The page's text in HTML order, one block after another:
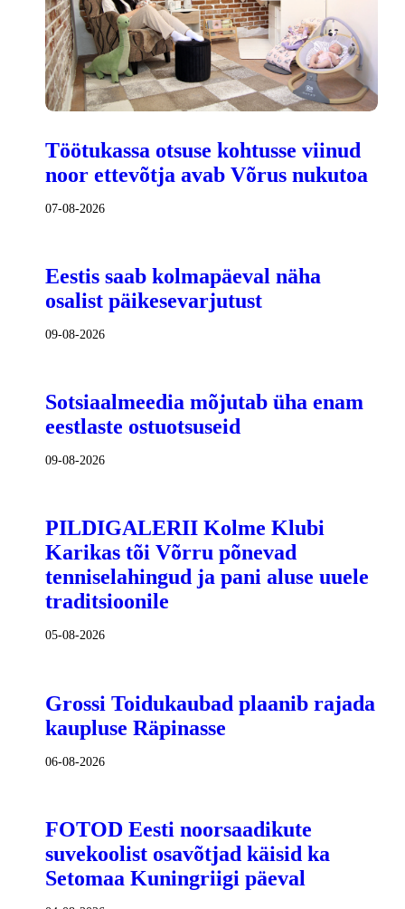
Töötukassa otsuse kohtusse viinud
noor ettevõtja avab Võrus nukutoa
07-08-2026
Eestis saab kolmapäeval näha
osalist päikesevarjutust
09-08-2026
Sotsiaalmeedia mõjutab üha enam
eestlaste ostuotsuseid
09-08-2026
PILDIGALERII Kolme Klubi
Karikas tõi Võrru põnevad
tenniselahingud ja pani aluse uuele
traditsioonile
05-08-2026
Grossi Toidukaubad plaanib rajada
kaupluse Räpinasse
06-08-2026
FOTOD Eesti noorsaadikute
suvekoolist osavõtjad käisid ka
Setomaa Kuningriigi päeval